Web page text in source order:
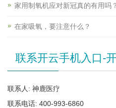
家用制氧机应对新冠真的有用吗？
在家吸氧，要注意什么？
联系开云手机入口-
联系人: 神鹿医疗
联系电话: 400-993-6860